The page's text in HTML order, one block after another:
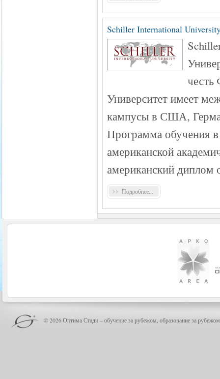
Schiller International
честь
Университет имеет
кампусы в США,
Программа обучения в
американской
американский
Подробнее...
© 2026 Оптима Стади – обучение за рубежом, образование за